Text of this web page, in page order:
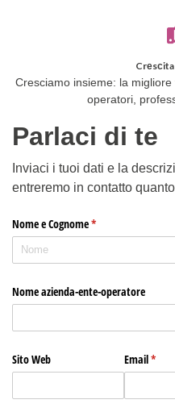
Cresciamo insieme: la
operatori,
Parlaci di te
Inviaci i tuoi dati e la
entreremo in contatto
Nome e Cognome*
(richiesto)
Nome azienda-ente-operatore
Sito Web Email*